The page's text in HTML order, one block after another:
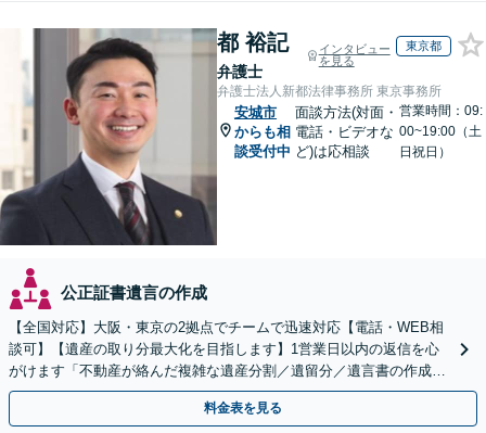
都 裕記
弁護士
インタビュー
を見る
東京都
弁護士法人新都法律事務所 東京事務所
安城市
からも相
談受付中
面談方法(対面・
電話・ビデオな
ど)は応相談
営業時間：09:
00~19:00（土
日祝日）
公正証書遺言の作成
【全国対応】大阪・東京の2拠点でチームで迅速対応【電話・WEB相
談可】【遺産の取り分最大化を目指します】1営業日以内の返信を心
がけます「不動産が絡んだ複雑な遺産分割／遺留分／遺言書の作成・
執行／事業承継など、お任せください」【休日相談あり】
料金表を見る